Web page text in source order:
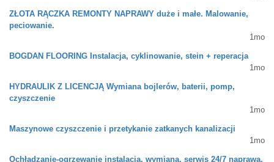
ZŁOTA RĄCZKA REMONTY NAPRAWY duże i małe. Malowanie,
peciowanie.
1mo
BOGDAN FLOORING Instalacja, cyklinowanie, stein + reperacja
1mo
HYDRAULIK Z LICENCJĄ Wymiana bojlerów, baterii, pomp,
czyszczenie
1mo
Maszynowe czyszczenie i przetykanie zatkanych kanalizacji
1mo
Ochładzanie-ogrzewanie instalacja, wymiana, serwis 24/7 naprawa.